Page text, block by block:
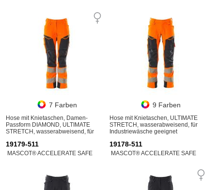
7 Farben
Hose mit Knietaschen, Damen-
Passform DIAMOND, ULTIMATE
STRETCH, wasserabweisend, für
9 Farben
Hose mit Knietaschen, ULTIMATE
STRETCH, wasserabweisend, für
Industriewäsche geeignet
19179-511
MASCOT® ACCELERATE SAFE
19178-511
MASCOT® ACCELERATE SAFE